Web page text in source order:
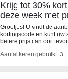
Krijg tot 30%
deze week met
Groetjes! U vindt de
kortingscode en kunt uw
betere prijs dan ooit
Aantal keren gebruikt: 3